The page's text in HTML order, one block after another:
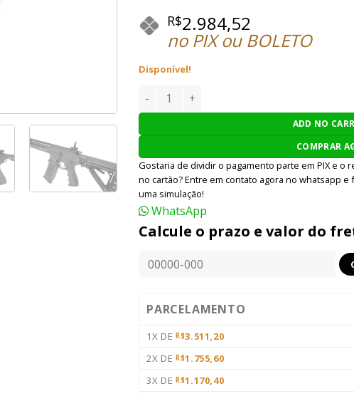
R$2.984,52
no PIX ou BOLETO
Disponível!
RIFLE AIRSOFT G&G GC16 PREDATOR -
ADD NO
COMPRAR
Gostaria de dividir o pagamento parte em PIX e o
no cartão? Entre em contato agora no whatsapp e
uma simulação!
WhatsApp
Calcule o prazo e valor do
PARCELAMENTO
1X DE R$3.511,20
2X DE R$1.755,60
3X DE R$1.170,40